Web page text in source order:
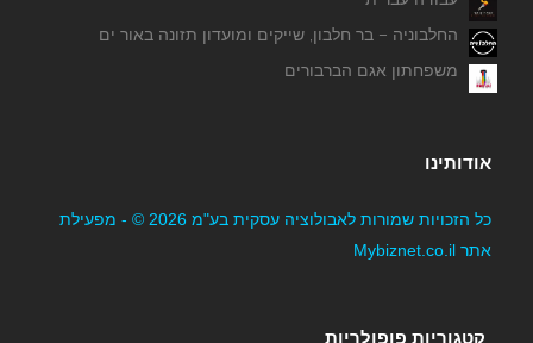
החלבוניה – בר חלבון, שייקים ומועדון תזונה באור ים
משפחתון אגם הברבורים
אודותינו
כל הזכויות שמורות לאבולוציה עסקית בע"מ 2026 © - מפעילת
אתר Mybiznet.co.il
קטגוריות פופולריות